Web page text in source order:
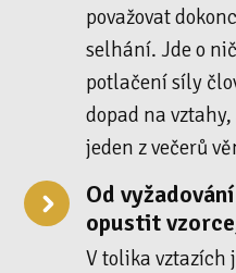
považovat
selhání. Jde o
potlačení síly
dopad na
jeden z večerů
Od
opustit
V tolika vztazích